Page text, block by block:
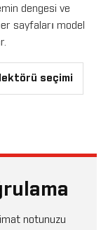
dengesi ve
sayfaları model
seçimi
notunuzu